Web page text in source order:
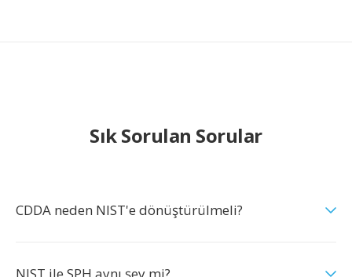
Sık Sorulan Sorular
CDDA neden NIST'e dönüştürülmeli?